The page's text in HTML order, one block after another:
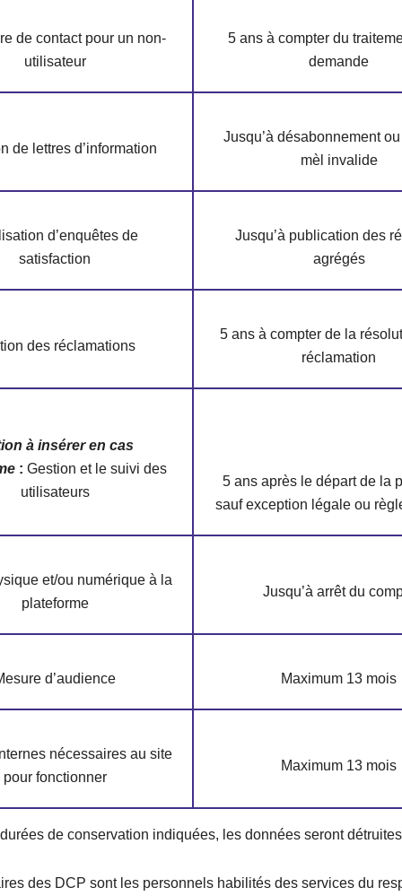
de contact pour un non-
utilisateur
5 ans à compter du
demande
de lettres d’information
Jusqu’à désabonnement
mèl invalide
d’enquêtes de
satisfaction
Jusqu’à publication des
agrégés
des réclamations
5 ans à compter de la
réclamation
à insérer en cas
: Gestion et le suivi des
utilisateurs
5 ans après le départ de la
sauf exception légale ou
et/ou numérique à la
plateforme
Jusqu’à arrêt du
d’audience Maximum 13 mois
nécessaires au site
pour fonctionner
Maximum 13 mois
de conservation indiquées, les données seront
des DCP sont les personnels habilités des services du